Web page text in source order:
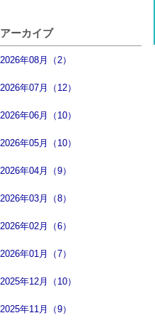
アーカイブ
2026年08月（2）
2026年07月（12）
2026年06月（10）
2026年05月（10）
2026年04月（9）
2026年03月（8）
2026年02月（6）
2026年01月（7）
2025年12月（10）
2025年11月（9）